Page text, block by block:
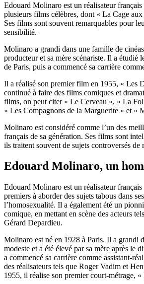
Edouard Molinaro est un réalisateur
plusieurs films célèbres, dont « La Cage
Ses films sont souvent remarquables pour
sensibilité.
Molinaro a grandi dans une famille de
producteur et sa mère scénariste. Il a étudié
de Paris, puis a commencé sa carrière
Il a réalisé son premier film en 1955, « Les
continué à faire des films comiques et
films, on peut citer « Le Cerveau », « La
« Les Compagnons de la Marguerite » et «
Molinaro est considéré comme l’un des
français de sa génération. Ses films sont
ils traitent souvent de sujets controversés de
Edouard Molinaro, un
Edouard Molinaro est un réalisateur français
premiers à aborder des sujets tabous dans
l’homosexualité. Il a également été un
comique, en mettant en scène des acteurs
Gérard Depardieu.
Molinaro est né en 1928 à Paris. Il a grandi
modeste et a été élevé par sa mère après le
a commencé sa carrière comme assistant-
des réalisateurs tels que Roger Vadim et
1955, il réalise son premier court-métrage,